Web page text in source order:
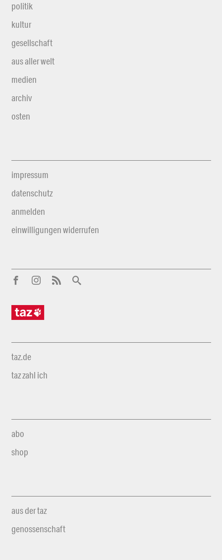
politik
kultur
gesellschaft
aus aller welt
medien
archiv
osten
impressum
datenschutz
anmelden
einwilligungen widerrufen
taz.de
taz zahl ich
abo
shop
aus der taz
genossenschaft